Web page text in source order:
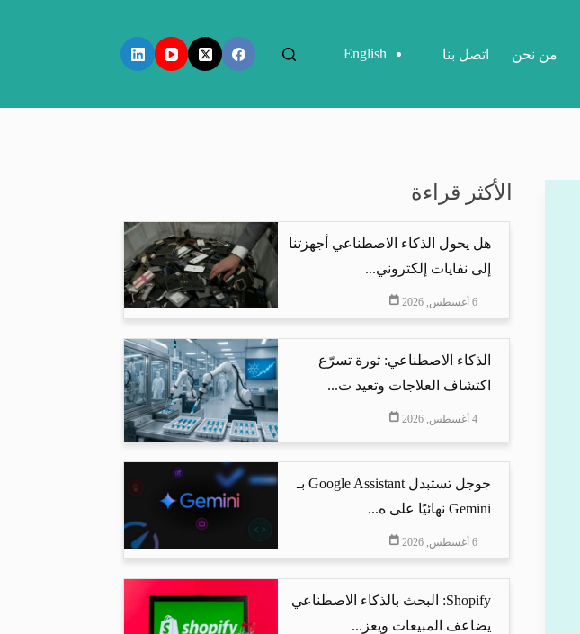
من نحن اتصل بنا English
الأكثر قراءة
هل يحول الذكاء الاصطناعي أجهزتنا
إلى نفايات إلكتروني...
6 أغسطس, 2026
الذكاء الاصطناعي: ثورة تسرّع
اكتشاف العلاجات وتعيد ت...
4 أغسطس, 2026
جوجل تستبدل Google Assistant بـ
Gemini نهائيًا على ه...
6 أغسطس, 2026
Shopify: البحث بالذكاء الاصطناعي
يضاعف المبيعات ويعز...